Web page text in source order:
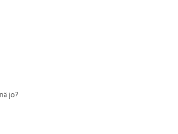
jo?